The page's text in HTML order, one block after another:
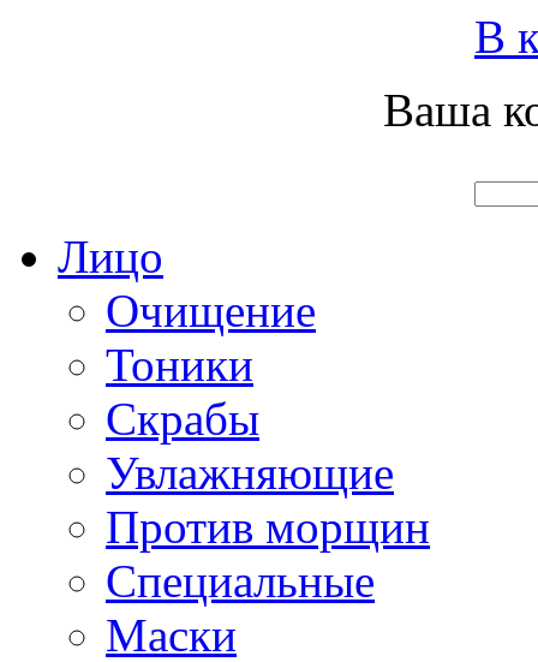
В
Ваша
Лицо
Очищение
Тоники
Скрабы
Увлажняющие
Против морщин
Специальные
Маски